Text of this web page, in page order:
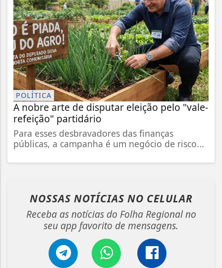
POLÍTICA
A nobre arte de disputar eleição pelo "vale-
refeição" partidário
Para esses desbravadores das finanças
públicas, a campanha é um negócio de risco...
NOSSAS NOTÍCIAS NO CELULAR
Receba as notícias do Folha Regional no
seu app favorito de mensagens.